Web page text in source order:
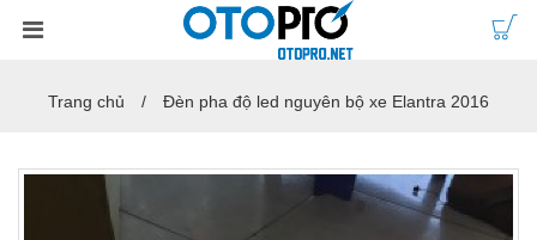
Trang chủ Đèn pha độ led nguyên bộ xe Elantra 2016